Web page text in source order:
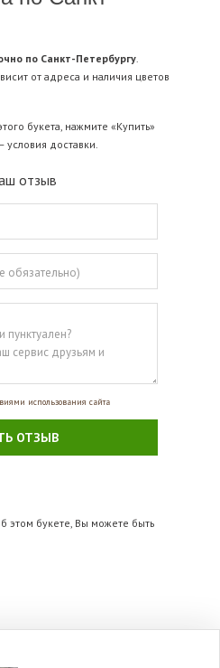
по Санкт-Петербургу.
от адреса и наличия цветов
букета, нажмите «Купить»
условия доставки.
отзыв
использования сайта
ОТЗЫВ
этом букете, Вы можете быть